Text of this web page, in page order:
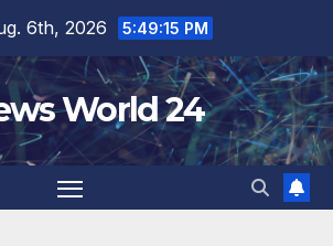
6th, 2026 5:49:15 PM
World 24